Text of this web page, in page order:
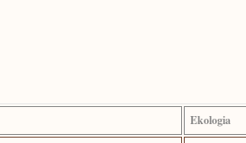
Ekologia